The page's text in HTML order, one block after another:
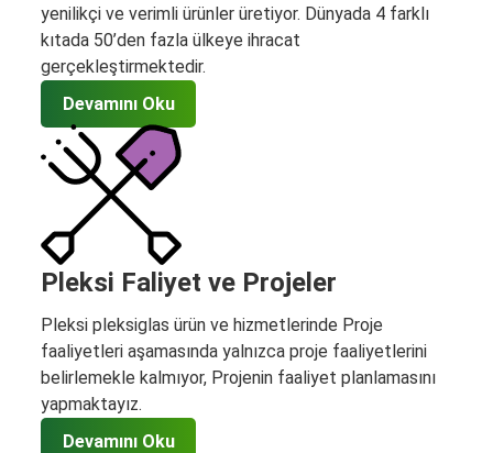
yenilikçi ve verimli ürünler üretiyor. Dünyada 4 farklı
kıtada 50’den fazla ülkeye ihracat
gerçekleştirmektedir.
Devamını Oku
Pleksi Faliyet ve Projeler
Pleksi pleksiglas ürün ve hizmetlerinde Proje
faaliyetleri aşamasında yalnızca proje faaliyetlerini
belirlemekle kalmıyor, Projenin faaliyet planlamasını
yapmaktayız.
Devamını Oku